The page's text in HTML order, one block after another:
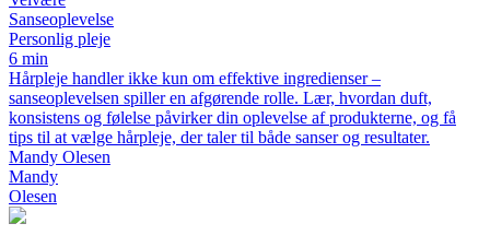
Sanseoplevelse
Personlig pleje
6 min
Hårpleje handler ikke kun om effektive ingredienser –
sanseoplevelsen spiller en afgørende rolle. Lær, hvordan duft,
konsistens og følelse påvirker din oplevelse af produkterne, og få
tips til at vælge hårpleje, der taler til både sanser og resultater.
Mandy Olesen
Mandy
Olesen